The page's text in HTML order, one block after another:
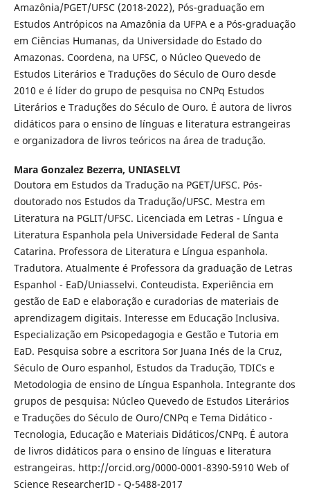
Amazônia/PGET/UFSC (2018-2022), Pós-graduação em
Estudos Antrópicos na Amazônia da UFPA e a Pós-graduação
em Ciências Humanas, da Universidade do Estado do
Amazonas. Coordena, na UFSC, o Núcleo Quevedo de
Estudos Literários e Traduções do Século de Ouro desde
2010 e é líder do grupo de pesquisa no CNPq Estudos
Literários e Traduções do Século de Ouro. É autora de livros
didáticos para o ensino de línguas e literatura estrangeiras
e organizadora de livros teóricos na área de tradução.
Mara Gonzalez Bezerra, UNIASELVI
Doutora em Estudos da Tradução na PGET/UFSC. Pós-
doutorado nos Estudos da Tradução/UFSC. Mestra em
Literatura na PGLIT/UFSC. Licenciada em Letras - Língua e
Literatura Espanhola pela Universidade Federal de Santa
Catarina. Professora de Literatura e Língua espanhola.
Tradutora. Atualmente é Professora da graduação de Letras
Espanhol - EaD/Uniasselvi. Conteudista. Experiência em
gestão de EaD e elaboração e curadorias de materiais de
aprendizagem digitais. Interesse em Educação Inclusiva.
Especialização em Psicopedagogia e Gestão e Tutoria em
EaD. Pesquisa sobre a escritora Sor Juana Inés de la Cruz,
Século de Ouro espanhol, Estudos da Tradução, TDICs e
Metodologia de ensino de Língua Espanhola. Integrante dos
grupos de pesquisa: Núcleo Quevedo de Estudos Literários
e Traduções do Século de Ouro/CNPq e Tema Didático -
Tecnologia, Educação e Materiais Didáticos/CNPq. É autora
de livros didáticos para o ensino de línguas e literatura
estrangeiras. http://orcid.org/0000-0001-8390-5910 Web of
Science ResearcherID - Q-5488-2017